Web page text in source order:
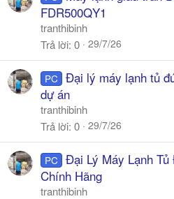
FDR500QY1
tranthibinh
Trả lời 0 29/7/26
PC Đại lý máy lạnh tủ
dự án
tranthibinh
Trả lời 0 29/7/26
PC Đại Lý Máy Lạnh
Chính Hãng
tranthibinh